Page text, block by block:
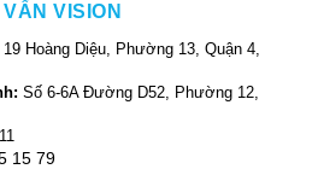
VISION
19 Hoàng Diệu, Phường 13, Quận 4,
Số 6-6A Đường D52, Phường 12,
15 79